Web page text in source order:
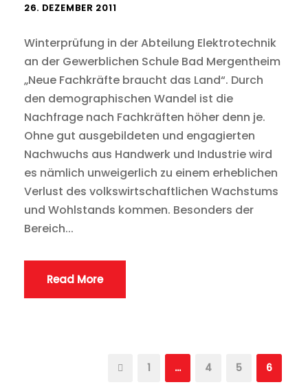
26. DEZEMBER 2011
Winterprüfung in der Abteilung Elektrotechnik
an der Gewerblichen Schule Bad Mergentheim
„Neue Fachkräfte braucht das Land“. Durch
den demographischen Wandel ist die
Nachfrage nach Fachkräften höher denn je.
Ohne gut ausgebildeten und engagierten
Nachwuchs aus Handwerk und Industrie wird
es nämlich unweigerlich zu einem erheblichen
Verlust des volkswirtschaftlichen Wachstums
und Wohlstands kommen. Besonders der
Bereich...
Read More
1 … 4 5 6